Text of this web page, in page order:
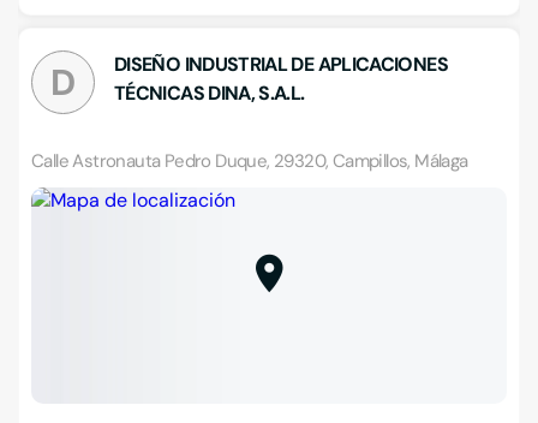
D
DISEÑO INDUSTRIAL DE APLICACIONES
TÉCNICAS DINA, S.A.L.
Calle Astronauta Pedro Duque, 29320, Campillos, Málaga